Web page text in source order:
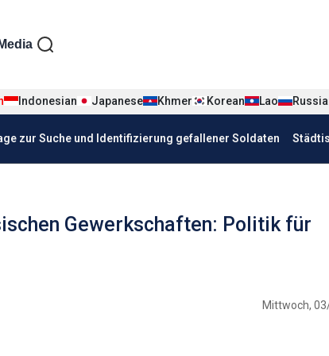
tiếng Đức
Media
Indonesian Japanese Khmer Korean Lao
zur Suche und Identifizierung gefallener Soldaten
Gewerkschaften: Politik für
Mittwoch,